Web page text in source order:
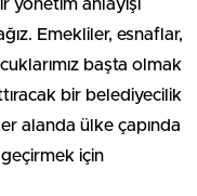
anlayışı
Emekliler, esnaflar,
başta olmak
bir belediyecilik
alanda ülke çapında
için